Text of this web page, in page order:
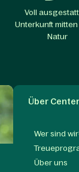
Voll
Unterkunft
Natur
Über
Wer sind
Über uns